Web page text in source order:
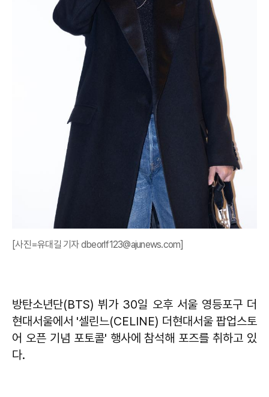
[사진=유대길 기자 dbeorlf123@ajunews.com]
방탄소년단(BTS) 뷔가 30일 오후 서울 영등포구 더
현대서울에서 '셀린느(CELINE) 더현대서울 팝업스토
어 오픈 기념 포토콜' 행사에 참석해 포즈를 취하고 있
다.